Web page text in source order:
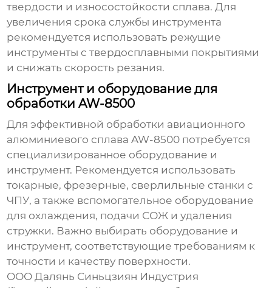
твердости и износостойкости сплава. Для
увеличения срока службы инструмента
рекомендуется использовать режущие
инструменты с твердосплавными покрытиями
и снижать скорость резания.
Инструмент и оборудование для
обработки AW-8500
Для эффективной обработки авиационного
алюминиевого сплава AW-8500 потребуется
специализированное оборудование и
инструмент. Рекомендуется использовать
токарные, фрезерные, сверлильные станки с
ЧПУ, а также вспомогательное оборудование
для охлаждения, подачи СОЖ и удаления
стружки. Важно выбирать оборудование и
инструмент, соответствующие требованиям к
точности и качеству поверхности.
ООО Далянь Синьцзиян Индустрия